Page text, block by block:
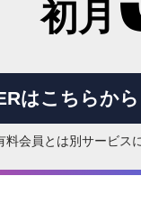
初月
はこちらから
会員とは別サービス